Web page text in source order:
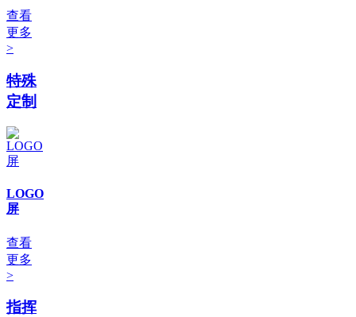
查看
更多
>
特殊
定制
LOGO
屏
查看
更多
>
指挥